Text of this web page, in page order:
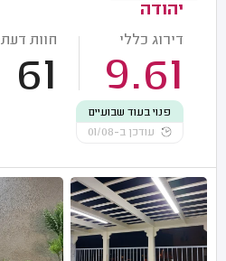
יהודה
דירוג כללי
9.61
חוות דעת
61
פנוי בעוד שבועיים
עודכן ב-01/08